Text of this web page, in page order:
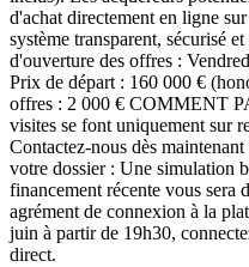
d'achat directement en ligne
système transparent, sécurisé
d'ouverture des offres :
Prix de départ : 160 000 €
offres : 2 000 € COMMENT
visites se font uniquement sur
Contactez-nous dès
votre dossier : Une simulation
financement récente vous sera
agrément de connexion à la
juin à partir de 19h30,
direct.